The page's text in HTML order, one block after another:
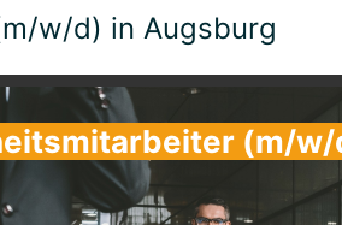
w/d) in Augsburg
(m/